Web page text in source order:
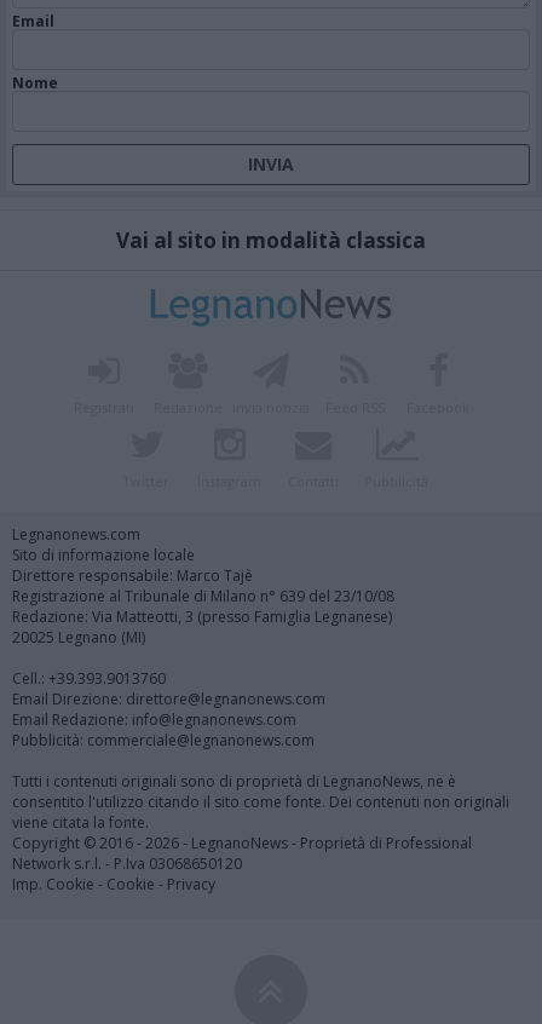
Email
Nome
Vai al sito in modalità classica
Legnanonews.com
Sito di informazione locale
Direttore responsabile: Marco Tajè
Registrazione al Tribunale di Milano n° 639 del 23/10/08
Redazione: Via Matteotti, 3 (presso Famiglia Legnanese)
20025 Legnano (MI)
Cell.: +39.393.9013760
Email Direzione: direttore@legnanonews.com
Email Redazione: info@legnanonews.com
Pubblicità: commerciale@legnanonews.com
Tutti i contenuti originali sono di proprietà di LegnanoNews, ne è
consentito l'utilizzo citando il sito come fonte. Dei contenuti non originali
viene citata la fonte.
Copyright © 2016 - 2026 - LegnanoNews - Proprietà di Professional
Network s.r.l. - P.Iva 03068650120
Imp. Cookie - Cookie - Privacy